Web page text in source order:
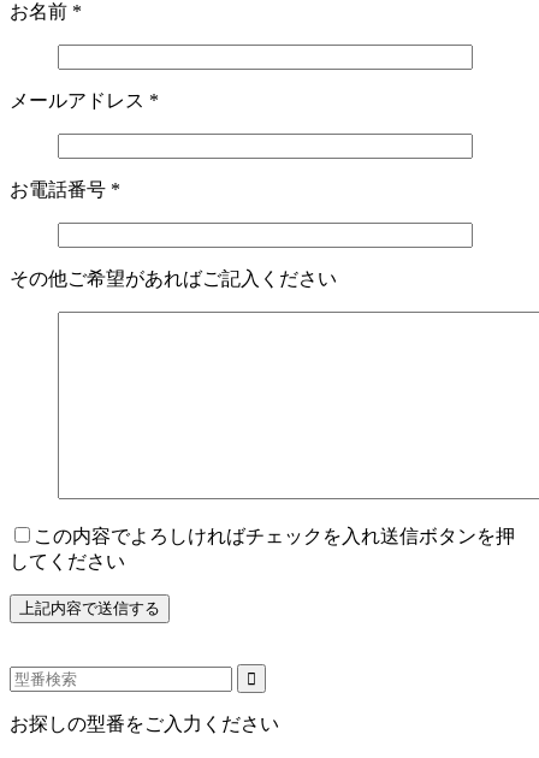
お名前 *
メールアドレス *
お電話番号 *
その他ご希望があればご記入ください
この内容でよろしければチェックを入れ送信ボタンを押
してください
お探しの型番をご入力ください